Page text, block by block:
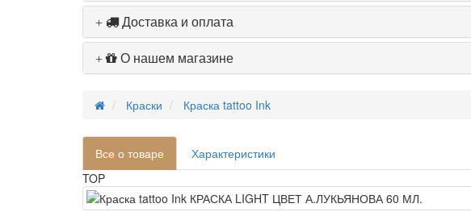
Доставка и оплата
О нашем магазине
Краски Краска tattoo Ink
Все о товаре
Характеристики
TOP